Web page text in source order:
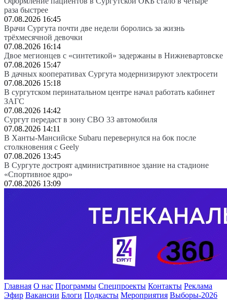
раза быстрее
07.08.2026 16:45
Врачи Сургута почти две недели боролись за жизнь
трёхмесячной девочки
07.08.2026 16:14
Двое мегионцев с «синтетикой» задержаны в Нижневартовске
07.08.2026 15:47
В дачных кооперативах Сургута модернизируют электросети
07.08.2026 15:18
В сургутском перинатальном центре начал работать кабинет
ЗАГС
07.08.2026 14:42
Сургут передаст в зону СВО 33 автомобиля
07.08.2026 14:11
В Ханты-Мансийске Subaru перевернулся на бок после
столкновения с Geely
07.08.2026 13:45
В Сургуте достроят административное здание на стадионе
«Спортивное ядро»
07.08.2026 13:09
Главная О нас Программы Спецпроекты Контакты Реклама
Эфир Вакансии Блоги Подкасты Мероприятия Выборы-2026